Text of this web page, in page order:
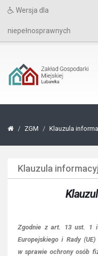
Wersja dla
niepełnosprawnych
ZGM Klauzula
Klauzula
Zgodnie z art. 13 ust. 1 i
Europejskiego i Rady
w sprawie ochrony osób